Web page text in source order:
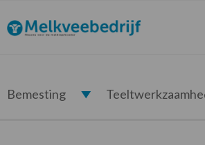
de
hoofdnavigatie
de
hoofd
de
eerste
de
voettekst
Melkveebedrijf.nl
Bemesting